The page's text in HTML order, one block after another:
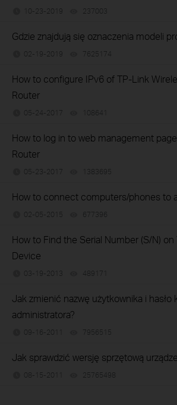
10-23-2019 237003
Gdzie znajdują się oznaczenia modeli
02-19-2019 7625174
How to configure IPv6 of TP-Link
Router
05-24-2017 108641
How to log in to web management
Router
05-23-2017 1383695
How to connect computers/phones to
02-05-2015 677396
How to Find the Serial Number (S/N) on
Device
03-19-2013 489171
Jak zmienić nazwę użytkownika i hasło
administratora?
09-16-2011 7956515
Jak sprawdzić wersję sprzętową
08-15-2011 25765498